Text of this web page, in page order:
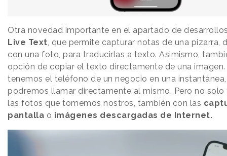
Otra novedad importante en el apartado de
Live Text , que permite capturar notas de una pizarra,
con una foto, para traducirlas a texto. Asimismo,
opción de copiar el texto directamente de una imagen.
tenemos el teléfono de un negocio en una
podremos llamar directamente al mismo. Pero no
las fotos que tomemos nostros, también con las
pantalla o imágenes descargadas de Internet.